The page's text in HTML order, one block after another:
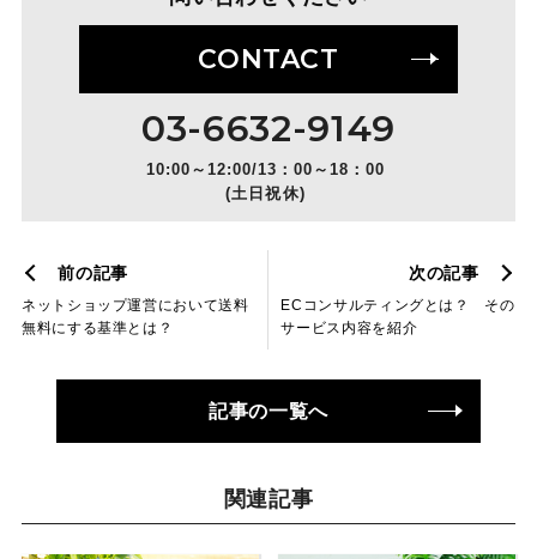
CONTACT
03-6632-9149
10:00～12:00/13：00～18：00
(土日祝休)
前の記事
ネットショップ運営において送料
無料にする基準とは？
次の記事
ECコンサルティングとは？ その
サービス内容を紹介
記事の一覧へ
関連記事